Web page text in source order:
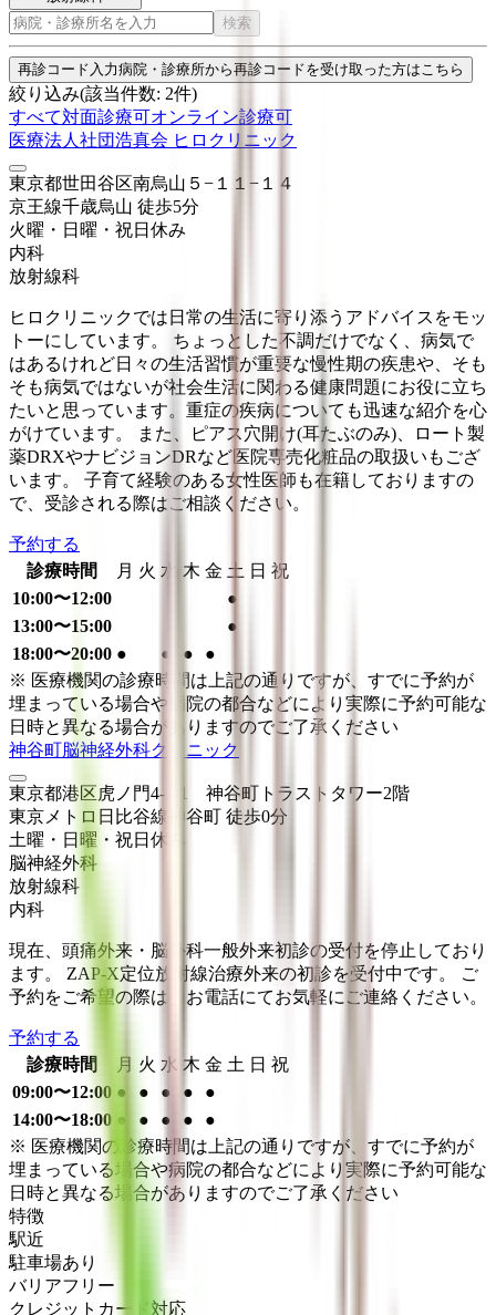
検索
再診コード入力病院・診療所から再診コードを受け取った方はこちら
絞り込み(該当件数: 2件)
すべて対面診療可オンライン診療可
医療法人社団浩真会 ヒロクリニック
東京都世田谷区南烏山５−１１−１４
京王線千歳烏山 徒歩5分
火曜・日曜・祝日 休み
内科
放射線科
ヒロクリニックでは日常の生活に寄り添うアドバイスをモッ
トーにしています。 ちょっとした不調だけでなく、病気で
はあるけれど日々の生活習慣が重要な慢性期の疾患や、そも
そも病気ではないが社会生活に関わる健康問題にお役に立ち
たいと思っています。重症の疾病についても迅速な紹介を心
がけています。 また、ピアス穴開け(耳たぶのみ)、ロート製
薬DRXやナビジョンDRなど医院専売化粧品の取扱いもござ
います。 子育て経験のある女性医師も在籍しておりますの
で、受診される際はご相談ください。
予約する
診療時間
月 火 水 木 金 土 日 祝
10:00〜12:00
●
13:00〜15:00
●
18:00〜20:00 ● ● ●
●
※ 医療機関の診療時間は上記の通りですが、すでに予約が
埋まっている場合や病院の都合などにより実際に予約可能な
日時と異なる場合がありますのでご了承ください
神谷町脳神経外科クリニック
東京都港区虎ノ門4-1-1 神谷町トラストタワー2階
東京メトロ日比谷線
神谷町 徒歩0分
土曜・日曜・祝日 休み
脳神経外科
放射線科
内科
現在、頭痛外来・脳外科一般外来初診の受付を停止しており
ます。 ZAP-X定位放射線治療外来の初診を受付中です。 ご
予約をご希望の際は、お電話にてお気軽にご連絡ください。
予約する
診療時間
月 火 水 木 金 土 日 祝
09:00〜12:00 ● ● ● ●
●
14:00〜18:00 ● ● ● ●
●
※ 医療機関の診療時間は上記の通りですが、すでに予約が
埋まっている場合や病院の都合などにより実際に予約可能な
日時と異なる場合がありますのでご了承ください
特徴
駅近
駐車場あり
バリアフリー
クレジットカード対応